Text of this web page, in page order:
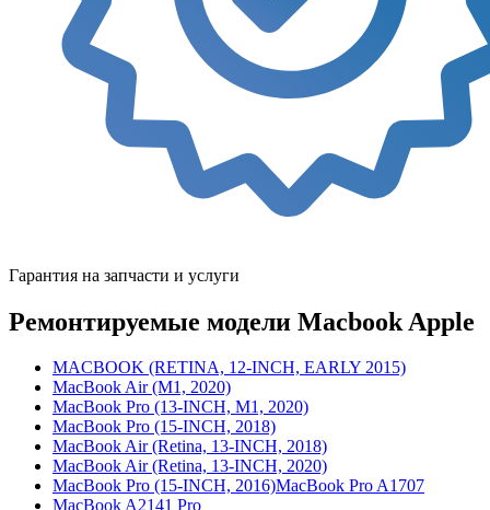
Гарантия на запчасти и услуги
Ремонтируемые модели Macbook Apple
MACBOOK (RETINA, 12-INCH, EARLY 2015)
MacBook Air (M1, 2020)
MacBook Pro (13-INCH, M1, 2020)
MacBook Pro (15-INCH, 2018)
MacBook Air (Retina, 13-INCH, 2018)
MacBook Air (Retina, 13-INCH, 2020)
MacBook Pro (15-INCH, 2016)MacBook Pro A1707
MacBook A2141 Pro